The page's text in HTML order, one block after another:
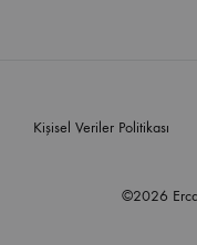
©2026
Kişisel Veriler Politikası